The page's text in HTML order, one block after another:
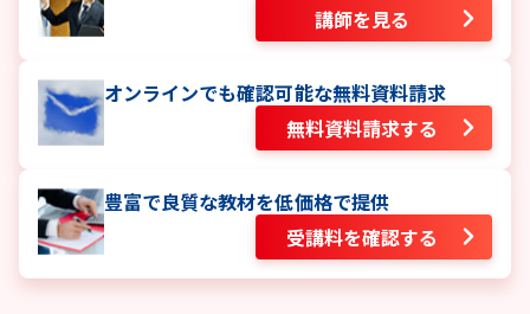
講師を見る
オンラインでも確認可能な無料資料請求
無料資料請求する
豊富で良質な教材を低価格で提供
受講料を確認する